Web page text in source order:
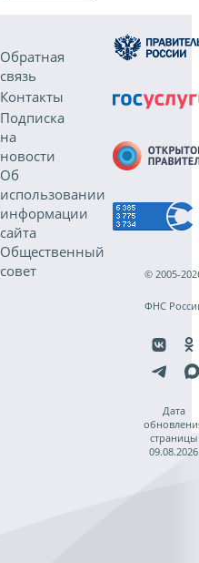
Обратная
связь
Контакты
Подписка
на
новости
Об
использовании
информации
сайта
Общественный
совет
© 2005-
ФНС
Дата
страницы
09.08.2026